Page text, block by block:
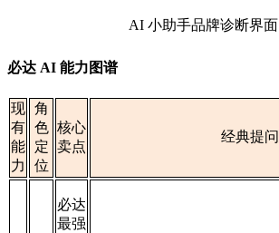
AI 小助手品牌诊断界面
必达 AI 能力图谱
现
有
能
力
角
色
定
位
核心
卖点
经典提问
必达
最强